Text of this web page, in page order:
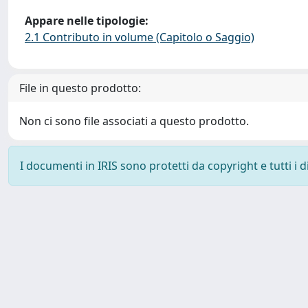
Appare nelle tipologie:
2.1 Contributo in volume (Capitolo o Saggio)
File in questo prodotto:
Non ci sono file associati a questo prodotto.
I documenti in IRIS sono protetti da copyright e tutti i